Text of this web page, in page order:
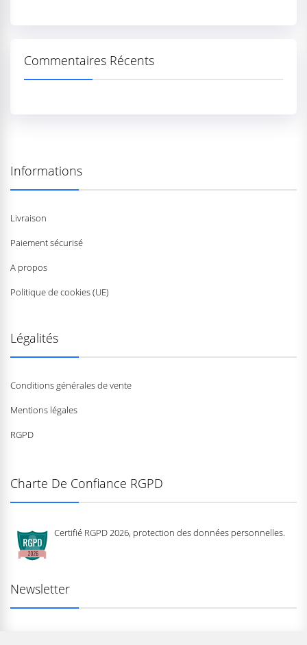
Commentaires Récents
Informations
Livraison
Paiement sécurisé
A propos
Politique de cookies (UE)
Légalités
Conditions générales de vente
Mentions légales
RGPD
Charte De Confiance RGPD
Certifié RGPD 2026, protection des données personnelles.
Newsletter